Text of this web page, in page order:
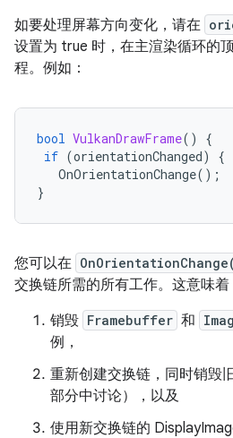
如要处理屏幕方向变化，请在
设置为 true 时，在主渲染循环的
程。例如：
bool VulkanDrawFrame()
{
if (orientationChanged)
{
OnOrientationChange();
}
您可以在
交换链所需的所有工作。这意味着
销毁 Framebuffer 和
例，
重新创建交换链，同时销毁
部分中讨论），以及
使用新交换链的